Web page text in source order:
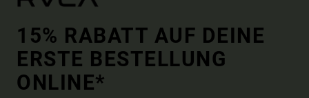
15% RABATT AUF DEINE
ERSTE BESTELLUNG
ONLINE*